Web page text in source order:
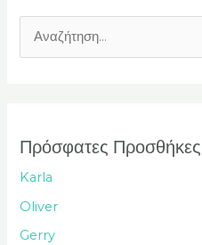
ή
τ
Πρόσφατες Προσθήκες
Karla
Oliver
Gerry